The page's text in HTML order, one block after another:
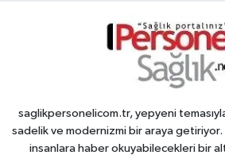
saglikpersonelicom.tr, yepyeni
sadelik ve modernizmi bir araya getiriyor.
insanlara haber okuyabilecekleri bir